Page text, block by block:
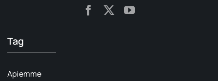
Tag
Apiemme